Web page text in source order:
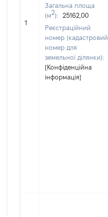
1
Загальна площа
(м2):
25162,00
Реєстраційний
номер (кадастровий
номер для
земельної ділянки):
[Конфіденційна
інформація]